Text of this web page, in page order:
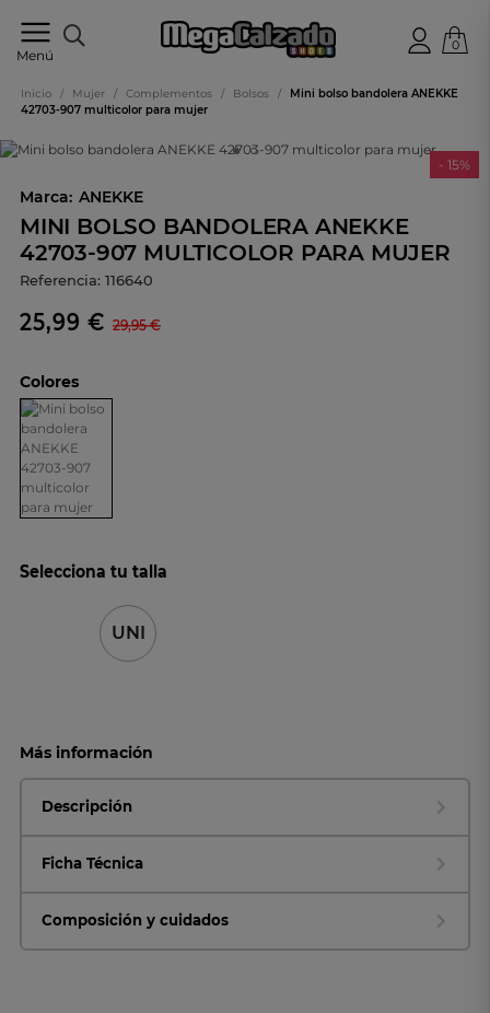
Menú
online
0
Inicio / Mujer / Complementos / Bolsos /
Mini bolso bandolera ANEKKE
42703-907 multicolor para mujer
- 15%
Marca: ANEKKE
MINI BOLSO BANDOLERA ANEKKE
42703-907 MULTICOLOR PARA MUJER
Referencia: 116640
25,99 € 29,95 €
Colores
Selecciona tu talla
UNI
Más información
Descripción
Ficha Técnica
Composición y cuidados